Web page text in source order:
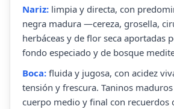
Nariz: limpia y directa, con
negra madura —cereza, grosella,
herbáceas y de flor seca aportadas
fondo especiado y de bosque
Boca: fluida y jugosa, con acidez
tensión y frescura. Taninos
cuerpo medio y final con recuerdos